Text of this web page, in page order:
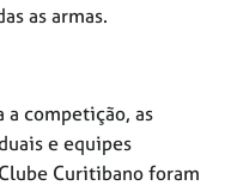
as armas.
competição, as
e equipes
Curitibano foram